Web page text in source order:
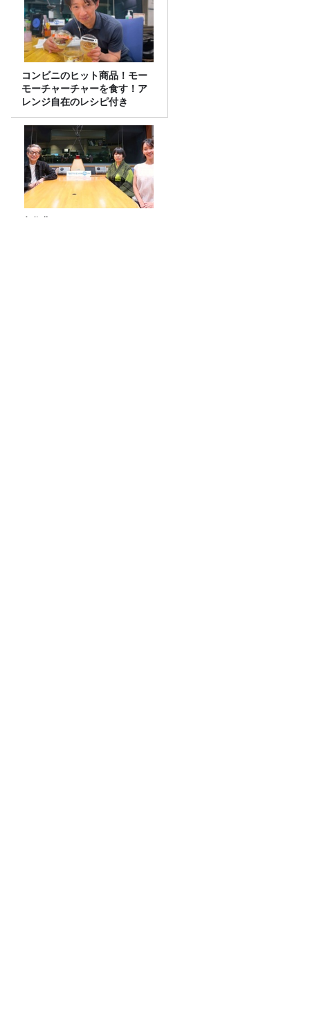
コンビニのヒット商品！モー
モーチャーチャーを食す！ア
レンジ自在のレシピ付き
水谷豊さん（1）～